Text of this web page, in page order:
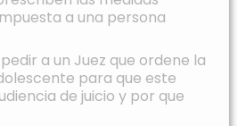
a una persona
a un Juez que ordene la
para que este
de juicio y por que